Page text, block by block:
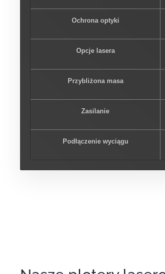
Ochrona optyki
Opcje lasera
Przybliżona masa
Zasilanie
Podłączenie wyciągu